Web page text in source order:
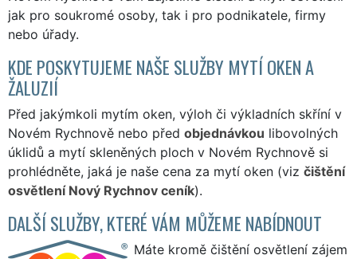
jak pro soukromé osoby, tak i pro podnikatele, firmy
nebo úřady.
KDE POSKYTUJEME NAŠE SLUŽBY MYTÍ OKEN A
ŽALUZIÍ
Před jakýmkoli mytím oken, výloh či výkladních skříní v
Novém Rychnově nebo před objednávkou libovolných
úklidů a mytí skleněných ploch v Novém Rychnově si
prohlédněte, jaká je naše cena za mytí oken (viz čištění
osvětlení Nový Rychnov ceník).
DALŠÍ SLUŽBY, KTERÉ VÁM MŮŽEME NABÍDNOUT
Máte kromě čištění osvětlení zájem